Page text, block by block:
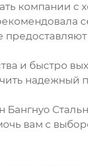
компании с
и быстро
надежный
вам с